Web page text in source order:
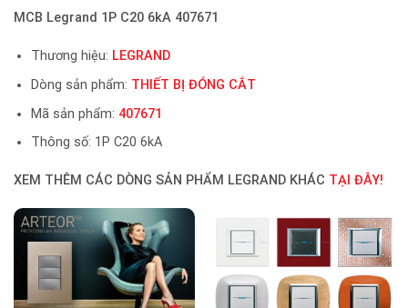
MCB Legrand 1P C20 6kA 407671
Thương hiệu: LEGRAND
Dòng sản phẩm: THIẾT BỊ ĐÓNG CẮT
Mã sản phẩm: 407671
Thông số: 1P C20 6kA
XEM THÊM CÁC DÒNG SẢN PHẨM LEGRAND KHÁC TẠI ĐÂY!